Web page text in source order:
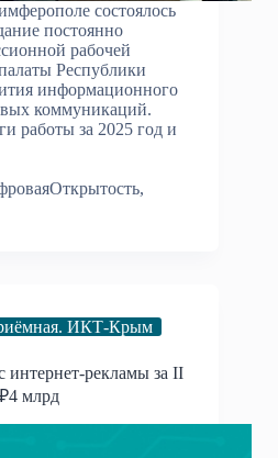
состоялось
постоянно
рабочей
Республики
информационного
коммуникаций.
работы за 2025 год и
,
ИКТ-Крым
интернет-рекламы за II
млрд